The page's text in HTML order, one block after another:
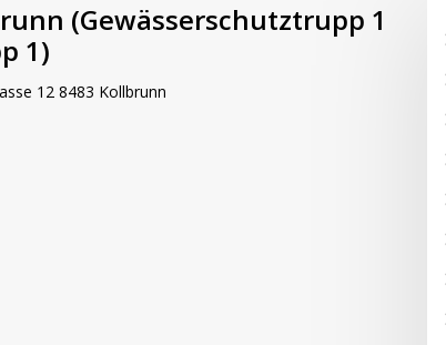
(Gewässerschutztrupp 1
1)
12 8483 Kollbrunn